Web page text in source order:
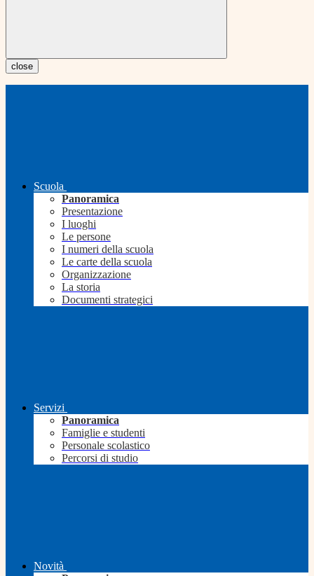
close
Scuola
Panoramica
Presentazione
I luoghi
Le persone
I numeri della scuola
Le carte della scuola
Organizzazione
La storia
Documenti strategici
Servizi
Panoramica
Famiglie e studenti
Personale scolastico
Percorsi di studio
Novità